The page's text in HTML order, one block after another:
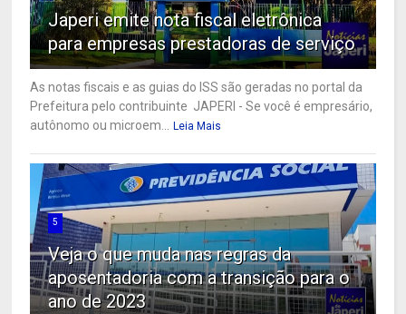
Japeri emite nota fiscal eletrônica
para empresas prestadoras de serviço
As notas fiscais e as guias do ISS são geradas no portal da
Prefeitura pelo contribuinte JAPERI - Se você é empresário,
autônomo ou microem...
Leia Mais
5
Veja o que muda nas regras da
aposentadoria com a transição para o
ano de 2023